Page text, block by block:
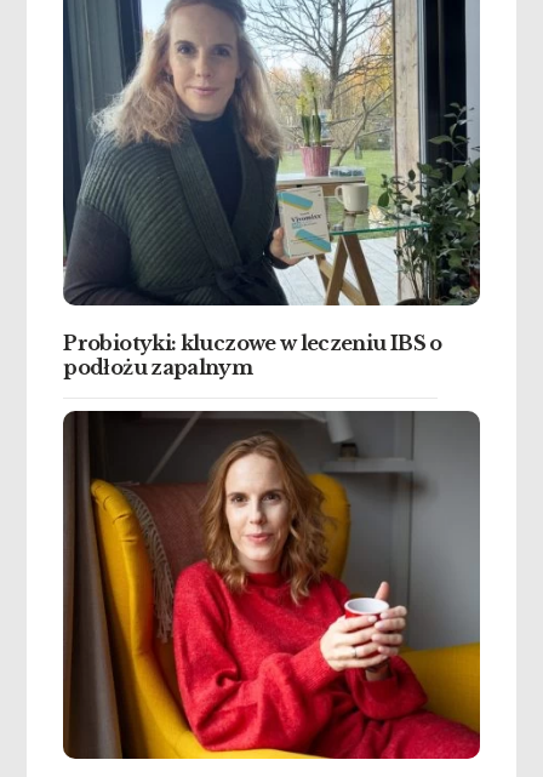
Probiotyki: kluczowe w leczeniu IBS o
podłożu zapalnym